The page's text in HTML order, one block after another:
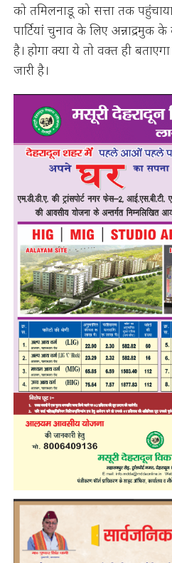
को तमिलनाडू को सत्ता तक
पार्टियां चुनाव के लिए अन्नाद्रमुक
है। होगा क्या ये तो वक्त ही बताएगा
जारी है।